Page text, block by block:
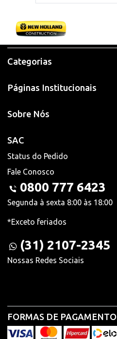
Categorias
Páginas Institucionais
Sobre Nós
SAC
Status do Pedido
Fale Conosco
0800 777 6423
Segunda à sexta 8:00 às 18:00
*Exceto feriados
(31) 2107-2345
Nossas Redes Sociais
FORMAS DE PAGAMENTO